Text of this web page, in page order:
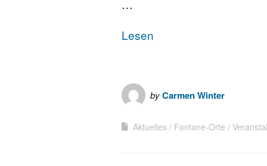
…
Lesen
byCarmen Winter
Aktuelles Fontane-Orte